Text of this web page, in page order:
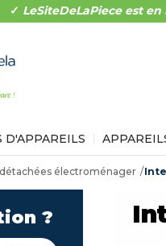
✓ LeSiteDeLaPiece est
D'APPAREILS
électroménager
?